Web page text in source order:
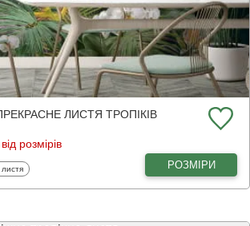
ЛИСТЯ ТРОПІКІВ
розмірів
листя РОЗМІРИ